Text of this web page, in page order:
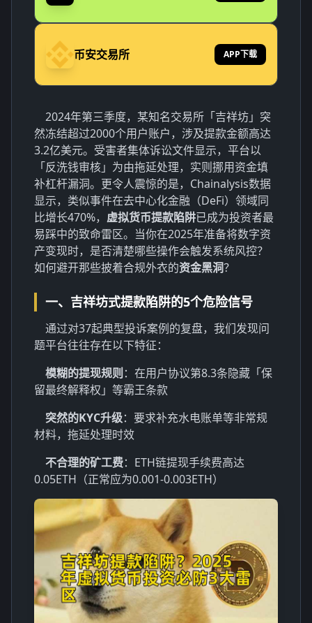
币安交易所 APP下载
2024年第三季度，某知名交易所「吉祥坊」突
然冻结超过2000个用户账户，涉及提款金额高达
3.2亿美元。受害者集体诉讼文件显示，平台以
「反洗钱审核」为由拖延处理，实则挪用资金填
补杠杆漏洞。更令人震惊的是，Chainalysis数据
显示，类似事件在去中心化金融（DeFi）领域同
比增长470%， 虚拟货币提款陷阱已成为投资者最
易踩中的致命雷区。当你在2025年准备将数字资
产变现时，是否清楚哪些操作会触发系统风控？
如何避开那些披着合规外衣的资金黑洞？
一、吉祥坊式提款陷阱的5个危险信号
通过对37起典型投诉案例的复盘，我们发现问
题平台往往存在以下特征：
模糊的提现规则 ：在用户协议第8.3条隐藏「保
留最终解释权」等霸王条款
突然的KYC升级：要求补充水电账单等非常规
材料，拖延处理时效
不合理的矿工费：ETH链提现手续费高达
0.05ETH（正常应为0.001-0.003ETH）